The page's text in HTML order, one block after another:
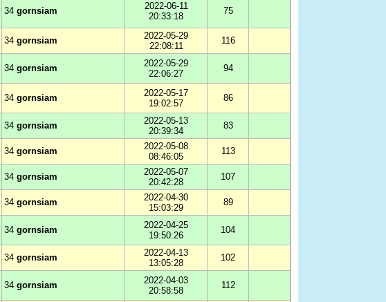
34 gornsiam
2022-06-11
20:33:18
75
34 gornsiam
2022-05-29
22:08:11
116
34 gornsiam
2022-05-29
22:06:27
94
34 gornsiam
2022-05-17
19:02:57
86
34 gornsiam
2022-05-13
20:39:34
83
34 gornsiam
2022-05-08
08:46:05
113
34 gornsiam
2022-05-07
20:42:28
107
34 gornsiam
2022-04-30
15:03:29
89
34 gornsiam
2022-04-25
19:50:26
104
34 gornsiam
2022-04-13
13:05:28
102
34 gornsiam
2022-04-03
20:58:58
112